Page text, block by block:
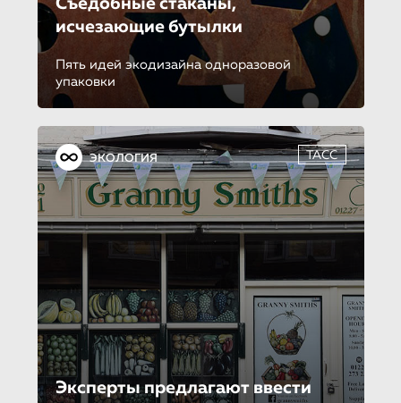
исчезающие бутылки
Пять идей экодизайна одноразовой
упаковки
ЭКОЛОГИЯ ТАСС
Эксперты предлагают ввести